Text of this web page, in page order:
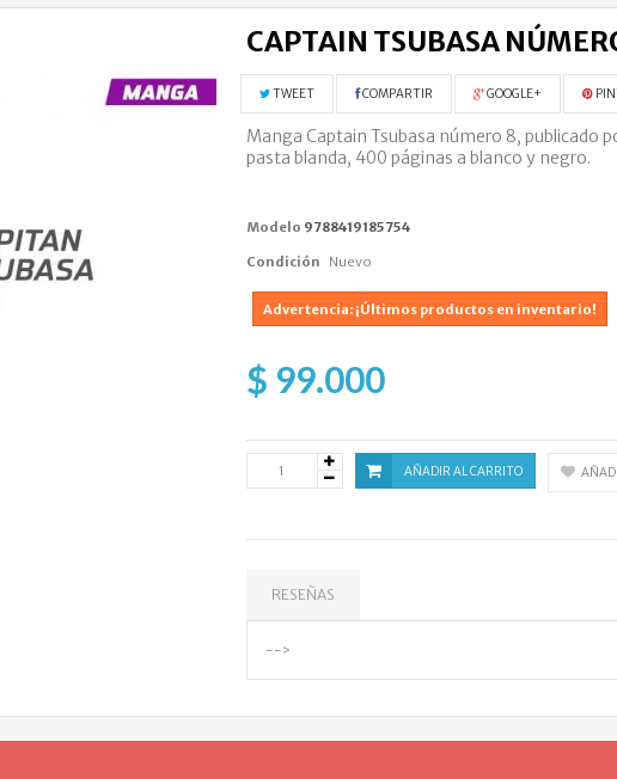
CAPTAIN TSUBASA
TWEET COMPARTIR GOOGLE+
Manga Captain Tsubasa número 8, publicado
pasta blanda, 400 páginas a blanco y negro.
Modelo 9788419185754
Condición Nuevo
Advertencia: ¡Últimos productos en inventario!
$ 99.000
AÑADIR AL CARRITO
RESEÑAS
-->